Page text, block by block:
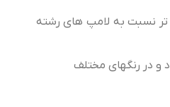
تر نسبت به لامپ های رشته
و در رنگهای مختلف